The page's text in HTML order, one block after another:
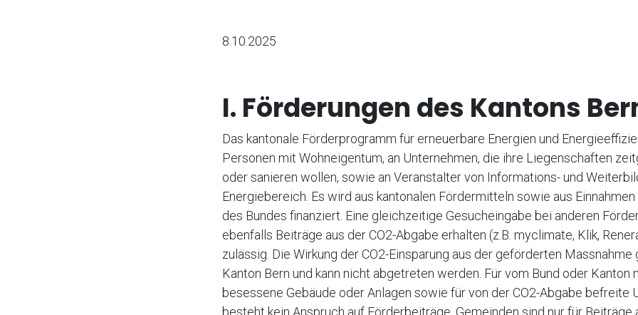
8.10.2025
I. Förderungen des Kantons
Das kantonale Förderprogramm für erneuerbare Energien und
Personen mit Wohneigentum, an Unternehmen, die ihre Liegenschaften
oder sanieren wollen, sowie an Veranstalter von Informations- und
Energiebereich. Es wird aus kantonalen Fördermitteln sowie aus
des Bundes finanziert. Eine gleichzeitige Gesucheingabe bei anderen
ebenfalls Beiträge aus der CO2-Abgabe erhalten (z.B. myclimate, Klik,
zulässig. Die Wirkung der CO2-Einsparung aus der geförderten
Kanton Bern und kann nicht abgetreten werden. Für vom Bund oder Kanton
besessene Gebäude oder Anlagen sowie für von der CO2-Abgabe befreite
besteht kein Anspruch auf Förderbeiträge. Gemeinden sind nur für Beiträge